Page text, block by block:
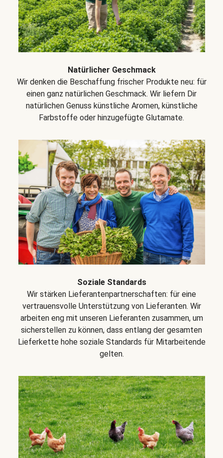
Natürlicher Geschmack
Wir denken die Beschaffung frischer Produkte neu: für
einen ganz natürlichen Geschmack. Wir liefern Dir
natürlichen Genuss künstliche Aromen, künstliche
Farbstoffe oder hinzugefügte Glutamate.
Soziale Standards
Wir stärken Lieferantenpartnerschaften: für eine
vertrauensvolle Unterstützung von Lieferanten. Wir
arbeiten eng mit unseren Lieferanten zusammen, um
sicherstellen zu können, dass entlang der gesamten
Lieferkette hohe soziale Standards für Mitarbeitende
gelten.